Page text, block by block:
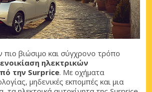
πιο βιώσιμο και σύγχρονο τρόπο
ενοικίαση ηλεκτρικών
την Surprice. Με οχήματα
μηδενικές εκπομπές και μια